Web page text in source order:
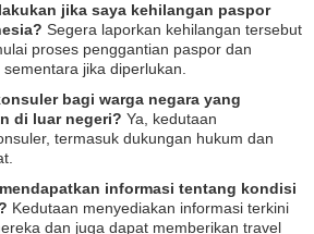
jika saya kehilangan paspor
Segera laporkan kehilangan tersebut
proses penggantian paspor dan
jika diperlukan.
bagi warga negara yang
di luar negeri? Ya, kedutaan
termasuk dukungan hukum dan
informasi tentang kondisi
Kedutaan menyediakan informasi terkini
dan juga dapat memberikan travel